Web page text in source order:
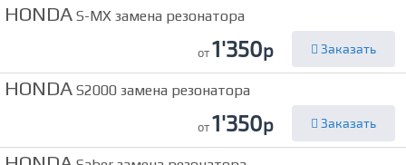
HONDA S-MX замена резонатора
от1'350р Заказать
HONDA S2000 замена резонатора
от1'350р Заказать